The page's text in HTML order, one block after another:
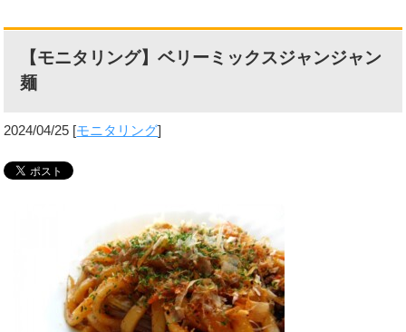
【モニタリング】ベリーミックスジャンジャン
麺
2024/04/25 [モニタリング]